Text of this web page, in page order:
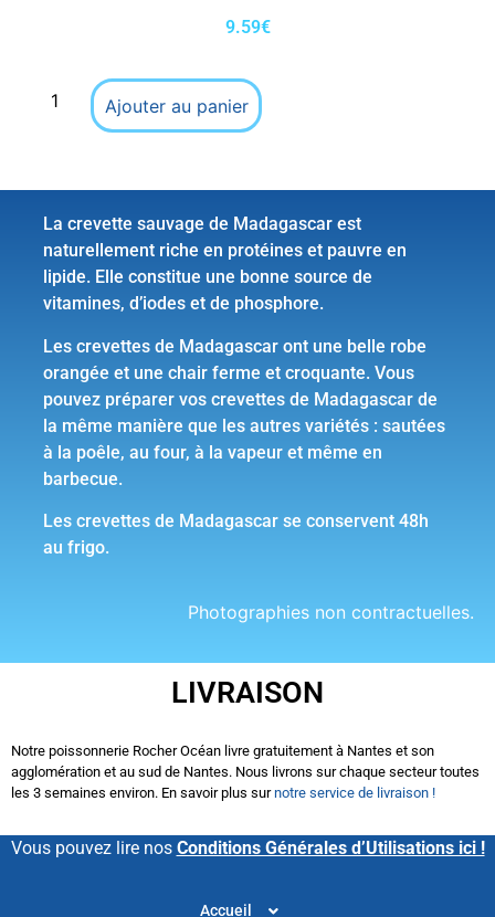
9.59€
Ajouter au panier
La crevette sauvage de Madagascar est
naturellement riche en protéines et pauvre en
lipide. Elle constitue une bonne source de
vitamines, d’iodes et de phosphore.
Les crevettes de Madagascar ont une belle robe
orangée et une chair ferme et croquante. Vous
pouvez préparer vos crevettes de Madagascar de
la même manière que les autres variétés : sautées
à la poêle, au four, à la vapeur et même en
barbecue.
Les crevettes de Madagascar se conservent 48h
au frigo.
Photographies non contractuelles.
LIVRAISON
Notre poissonnerie Rocher Océan livre gratuitement à Nantes et son
agglomération et au sud de Nantes. Nous livrons sur chaque secteur toutes
les 3 semaines environ. En savoir plus surnotre service de livraison !
Vous pouvez lire nos Conditions Générales d’Utilisations ici !
Accueil